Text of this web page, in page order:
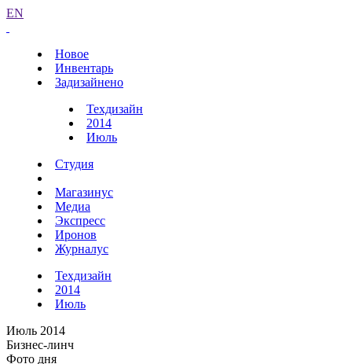
EN
Новое
Инвентарь
Задизайнено
Техдизайн
2014
Июль
Студия
Магазинус
Медиа
Экспресс
Иронов
Журналус
Техдизайн
2014
Июль
Июль 2014
Бизнес-линч
Фото дня